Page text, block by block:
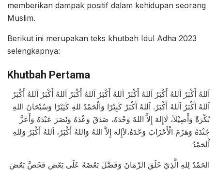
memberikan dampak positif dalam kehidupan seorang
Muslim.
Berikut ini merupakan teks khutbah Idul Adha 2023
selengkapnya:
Khutbah Pertama
اَللهُ أَكْبَرُ اَللهُ أَكْبَرُ اَللهُ أَكْبَرُ اَللهُ أَكْبَرُ اَللهُ أَكْبَرُ اَللهُ أَكْبَرُ اَللهُ أَكْبَرُ
اَللهُ أَكْبَرُ اَللهُ أَكْبَرُ. اَللهُ أَكْبَرْ كَبِيْرًا وَالْحَمْدُ للهِ كَثِيْرًا وَسُبْحَانَ اللهِ
بُكْرَةً وَأَصِيْلاً، لَاإِلهَ إِلاَّ اللهُ وَحْدَهُ، صَدَقَ وَعْدَهُ وَنَصَرَ عَبْدَهُ وَأَعَزَّ
جُنْدَهُ وَهَزَمَ الْأَحْزَابَ وَحْدَهُ،لاَإِلهَ إِلاَّ اللهُ وَاللهُ أَكْبَرُ، اَللهُ أَكْبَرُ وَللهِ
اْلحَمْدُ
الحَمْدُ لِلهِ الَّذِيْ خَلَقَ الزّمَانَ وَفَضَّلَ بَعْضَهُ عَلَى بَعْضٍ فَخَصَّ بَعْضَ